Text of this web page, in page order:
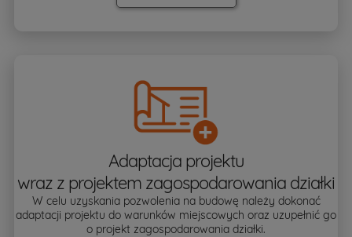
Adaptacja projektu
wraz z projektem zagospodarowania działki
W celu uzyskania pozwolenia na budowę należy dokonać
adaptacji projektu do warunków miejscowych oraz uzupełnić go
o projekt zagospodarowania działki.